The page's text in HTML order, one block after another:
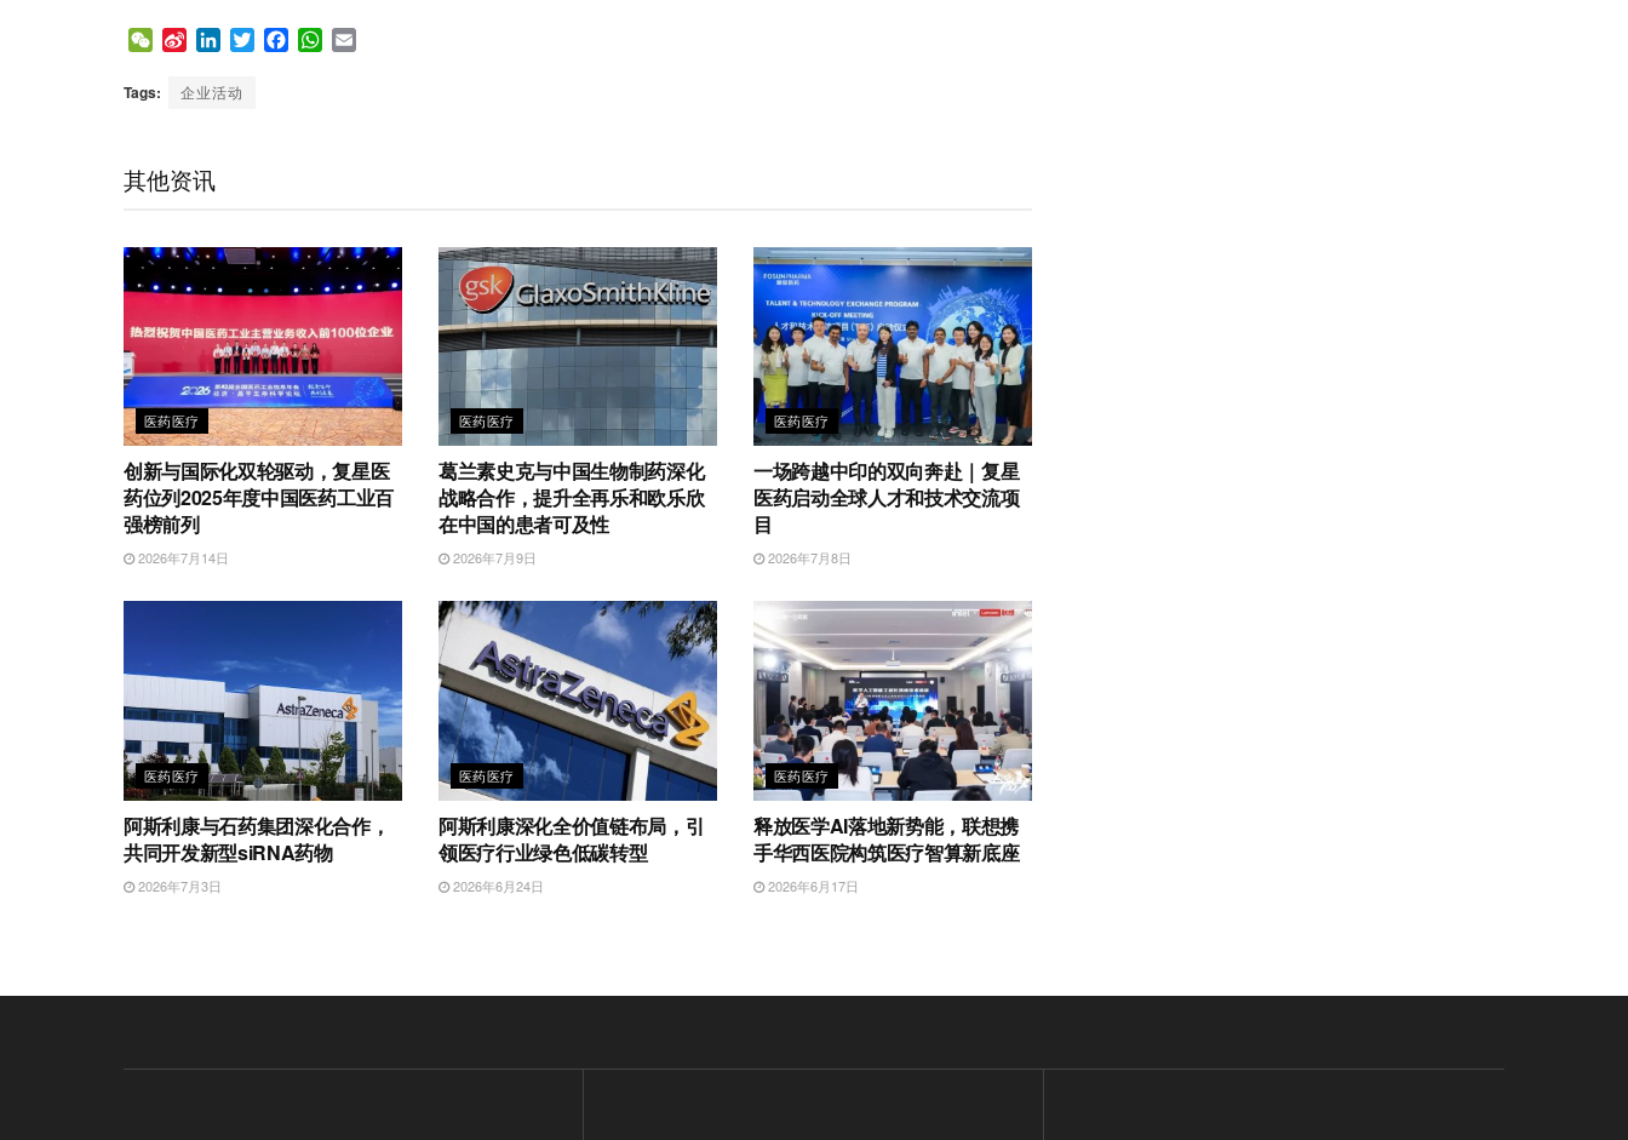
W
C
S
n
i
L
n
T
F
W
Tags: 企业活动
其他资讯
医药医疗
创新与国际化双轮驱动，复星医
药位列2025年度中国医药工业百
强榜前列
2026年7月14日
医药医疗
葛兰素史克与中国生物制药深化
战略合作，提升全再乐和欧乐欣
在中国的患者可及性
2026年7月9日
医药医疗
一场跨越中印的双向奔赴｜复星
医药启动全球人才和技术交流项
目
2026年7月8日
医药医疗
阿斯利康与石药集团深化合作，
共同开发新型siRNA药物
2026年7月3日
医药医疗
阿斯利康深化全价值链布局，引
领医疗行业绿色低碳转型
2026年6月24日
医药医疗
释放医学AI落地新势能，联想携
手华西医院构筑医疗智算新底座
2026年6月17日